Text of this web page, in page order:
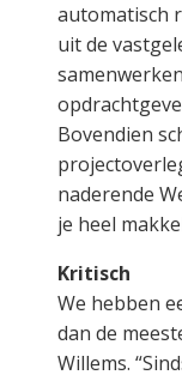
automatisch
uit de
Bovendien
naderende
je heel
Kritisch
We hebben
dan de
Willems.